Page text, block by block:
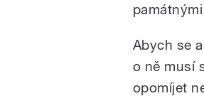
Abych se
o ně musí
opomíjet